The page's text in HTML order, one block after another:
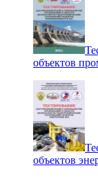
объектов
объектов